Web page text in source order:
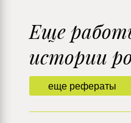
еще рефераты
Еще
истории